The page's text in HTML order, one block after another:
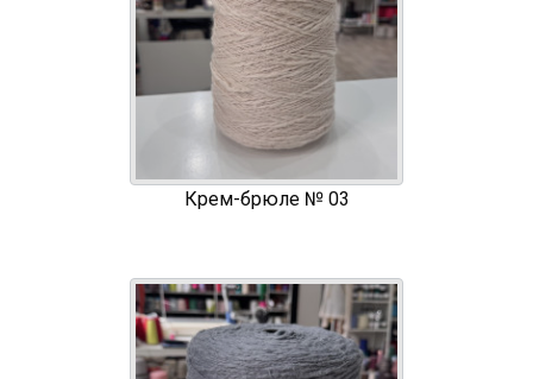
Крем-брюле № 03